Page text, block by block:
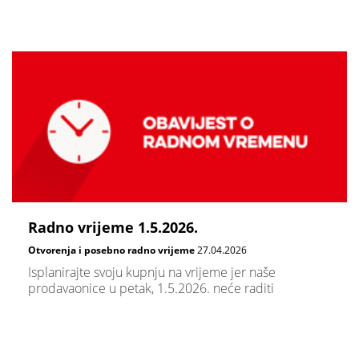
Radno vrijeme 1.5.2026.
Otvorenja i posebno radno vrijeme27.04.2026
Isplanirajte svoju kupnju na vrijeme jer naše
prodavaonice u petak, 1.5.2026. neće raditi